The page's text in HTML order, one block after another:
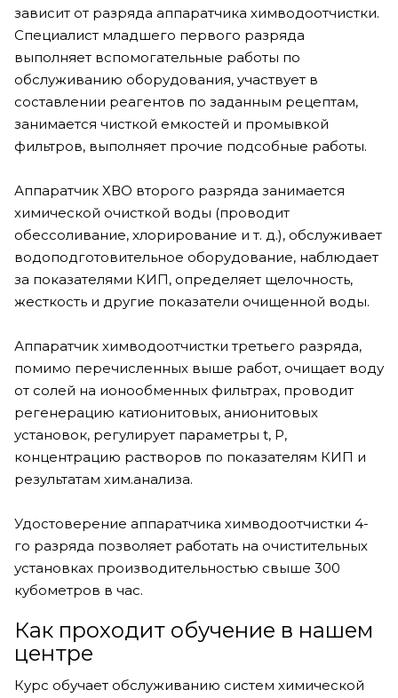
зависит от разряда аппаратчика химводоотчистки.
Специалист младшего первого разряда
выполняет вспомогательные работы по
обслуживанию оборудования, участвует в
составлении реагентов по заданным рецептам,
занимается чисткой емкостей и промывкой
фильтров, выполняет прочие подсобные работы.
Аппаратчик ХВО второго разряда занимается
химической очисткой воды (проводит
обессоливание, хлорирование и т. д.), обслуживает
водоподготовительное оборудование, наблюдает
за показателями КИП, определяет щелочность,
жесткость и другие показатели очищенной воды.
Аппаратчик химводоотчистки третьего разряда,
помимо перечисленных выше работ, очищает воду
от солей на ионообменных фильтрах, проводит
регенерацию катионитовых, анионитовых
установок, регулирует параметры t, P,
концентрацию растворов по показателям КИП и
результатам хим.анализа.
Удостоверение аппаратчика химводоотчистки 4-
го разряда позволяет работать на очистительных
установках производительностью свыше 300
кубометров в час.
Как проходит обучение в нашем
центре
Курс обучает обслуживанию систем химической